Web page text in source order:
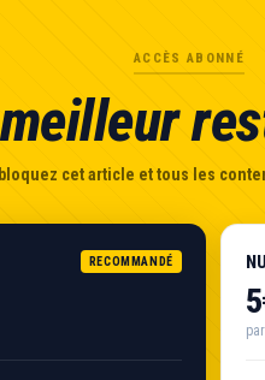
ACCÈS ABONNÉ
cet article et tous les
RECOMMANDÉ